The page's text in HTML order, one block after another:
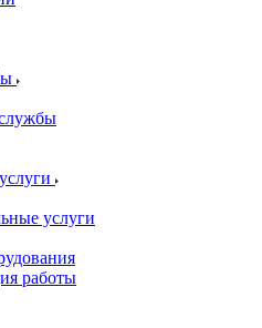
услуги
работы